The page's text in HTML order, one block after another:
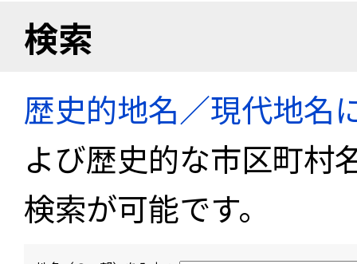
検索
歴史的地名／現代地名
よび歴史的な市区町村
検索が可能です。